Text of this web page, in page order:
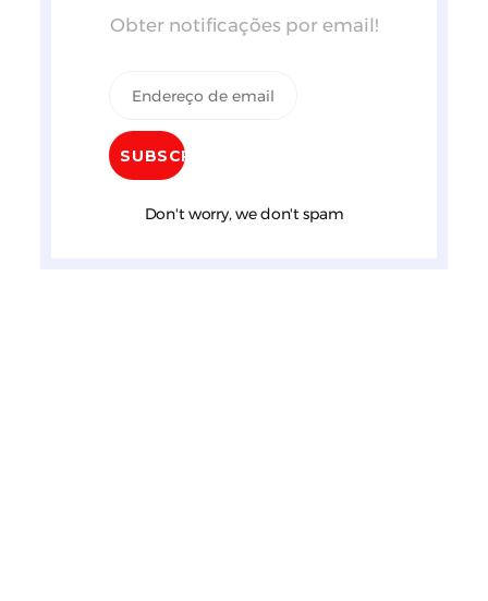
Obter notificações por email!
Don't worry, we don't spam